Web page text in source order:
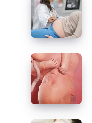
Riskini
Arttıran
Besinler
Bebekler
Anne
Karnında
Tatları
Öğreniyor